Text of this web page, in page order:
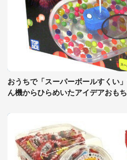
おうちで「スーパーボールすくい
ん機からひらめいたアイデアおも